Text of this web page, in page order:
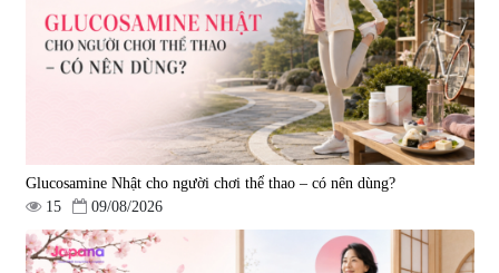
690.000 đ 1.600.000 đ
Viên uống hỗ trợ giấc ngủ Fujina
Sleepy Nhật Bản 80 viên
Viên uống phòng ngừa & hỗ trợ
điều trị đột quỵ Biken Kinase
Glucosamine Nhật cho người chơi thể thao – có nên dùng?
15
09/08/2026